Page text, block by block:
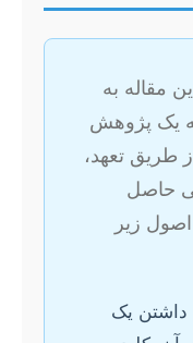
مقاله به
به یک پژوهش
طریق تعهد،
حاصل
زیر
داشتن یک